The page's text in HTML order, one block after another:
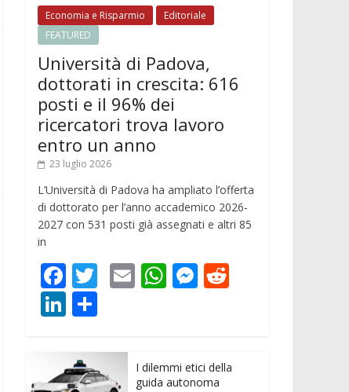
Economia e Risparmio
Editoriale
FEATURED
Università di Padova,
dottorati in crescita: 616
posti e il 96% dei
ricercatori trova lavoro
entro un anno
23 luglio 2026
L’Università di Padova ha ampliato l’offerta
di dottorato per l’anno accademico 2026-
2027 con 531 posti già assegnati e altri 85
in
F
ac
e
b
o
T
er
E W
A
M
n t
Li
k
e
n
di
I dilemmi etici della
guida autonoma